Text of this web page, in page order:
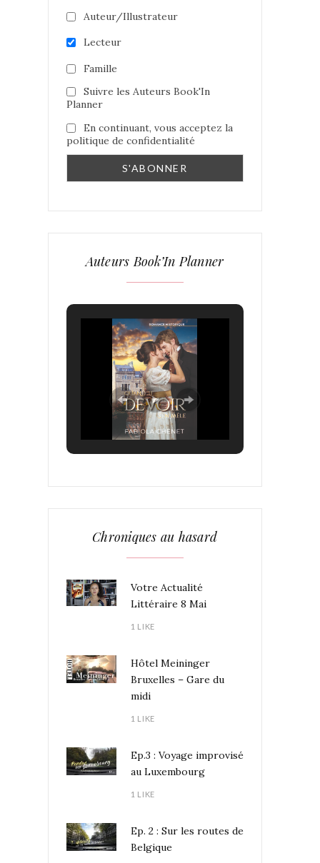
Auteur/Illustrateur
Lecteur
Famille
Suivre les Auteurs Book'In
Planner
En continuant, vous acceptez la
politique de confidentialité
Auteurs Book’In Planner
Chroniques au hasard
Votre Actualité
Littéraire 8 Mai
1 LIKE
Hôtel Meininger
Bruxelles – Gare du
midi
1 LIKE
Ep.3 : Voyage improvisé
au Luxembourg
1 LIKE
Ep. 2 : Sur les routes de
Belgique